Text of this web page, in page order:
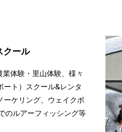
クール
体験・里山体験、様々
ート）スクール&レンタ
ーケリング、ウェイクボ
のルアーフィッシング等